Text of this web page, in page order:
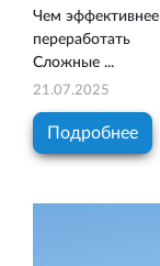
Чем
переработать
Сложные ...
21.07.2025
Подробнее